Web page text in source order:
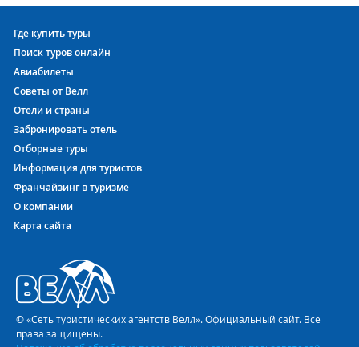
Где купить туры
Поиск туров онлайн
Авиабилеты
Советы от Велл
Отели и страны
Забронировать отель
Отборные туры
Информация для туристов
Франчайзинг в туризме
О компании
Карта сайта
© «Сеть туристических агентств Велл». Официальный сайт. Все
права защищены.